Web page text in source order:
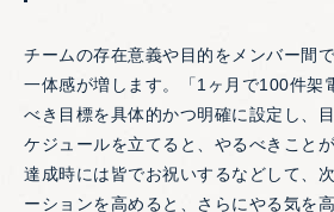
チームの存在意義や目的をメンバー間
一体感が増します。「1ヶ月で100件架
べき目標を具体的かつ明確に設定し、
ケジュールを立てると、やるべきこと
達成時には皆でお祝いするなどして、
ーションを高めると、さらにやる気を